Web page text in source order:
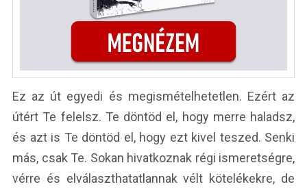
Ez az út egyedi és megismételhetetlen. Ezért az
útért Te felelsz. Te döntöd el, hogy merre haladsz,
és azt is Te döntöd el, hogy ezt kivel teszed. Senki
más, csak Te. Sokan hivatkoznak régi ismeretségre,
vérre és elválaszthatatlannak vélt kötelékekre, de